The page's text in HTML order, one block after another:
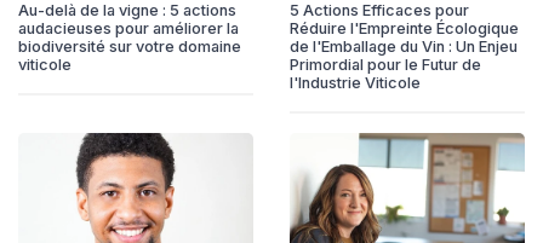
Au-delà de la vigne : 5 actions
audacieuses pour améliorer la
biodiversité sur votre domaine
viticole
5 Actions Efficaces pour
Réduire l'Empreinte Écologique
de l'Emballage du Vin : Un Enjeu
Primordial pour le Futur de
l'Industrie Viticole